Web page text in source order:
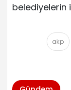
belediyelerin
akp